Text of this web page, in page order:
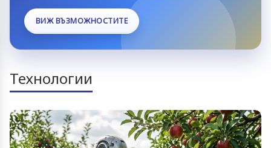
ВИЖ ВЪЗМОЖНОСТИТЕ
Технологии